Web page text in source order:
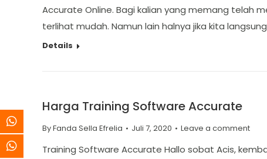
Accurate Online. Bagi kalian yang memang telah
terlihat mudah. Namun lain halnya jika kita
Details
Harga Training Software Accurate
ByFanda Sella Efrelia Juli 7, 2020 Leave a comment
Training Software Accurate Hallo sobat Acis,